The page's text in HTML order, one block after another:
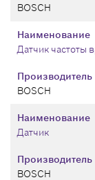
BOSCH
Производитель
BOSCH
Наименование
Датчик частоты
Производитель
BOSCH
Наименование
Датчик